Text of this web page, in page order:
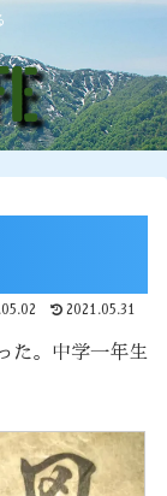
2021.05.31
た。中学一年生